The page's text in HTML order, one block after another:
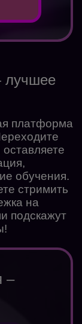
лучшее
платформа
оставляете
обучения.
стримить
на
подскажут
–